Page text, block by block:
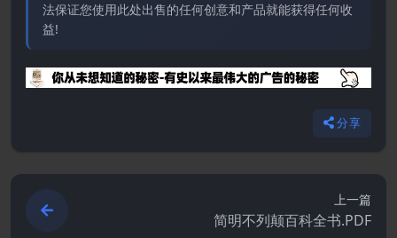
法保证您使用此处出售的任何创意和产品就能获得任何收
益!
分享
上一篇
简明不列颠百科全书.PDF